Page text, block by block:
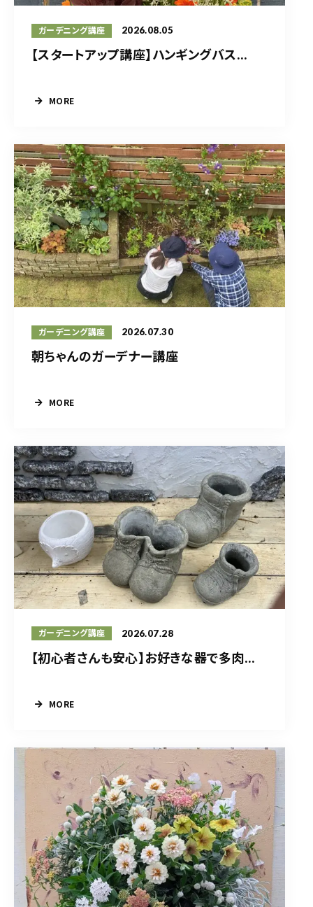
ガーデニング講座 2026.08.05
【スタートアップ講座】ハンギングバス...
MORE
ガーデニング講座 2026.07.30
朝ちゃんのガーデナー講座
MORE
ガーデニング講座 2026.07.28
【初心者さんも安心】お好きな器で多肉...
MORE